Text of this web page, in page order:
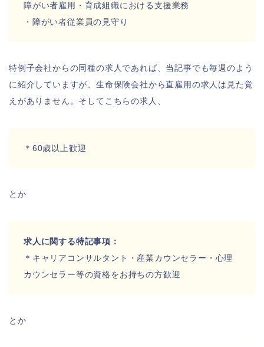
障がい者雇用・育成組織における支援業務
・障がい者従業員の見守り
特例子会社からの同種の求人であれば、当記事でも毎週のよう
に紹介していますが、生命保険会社から直雇用の求人は見た覚
えがありません。そしてこちらの求人、
＊60歳以上歓迎
とか
求人に関する特記事項：
＊キャリアコンサルタント・産業カウンセラー・心理
カウンセラー等の資格をお持ちの方歓迎
とか